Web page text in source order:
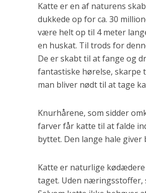
Katte er en af naturens
dukkede op for ca. 30
være helt op til 4 meter
en huskat. Til trods for
De er skabt til at fange og
fantastiske hørelse,
man bliver nødt til at tage
Knurhårene, som sidder
farver får katte til at falde
byttet. Den lange hale
Katte er naturlige
taget. Uden næringsstoffer,